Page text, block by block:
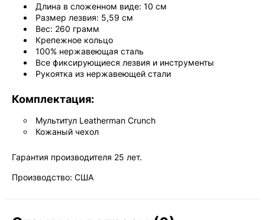
Длина в сложенном виде: 10 см
Размер лезвия: 5,59 см
Вес: 260 грамм
Крепежное кольцо
100% нержавеющая сталь
Все фиксирующиеся лезвия и инструменты
Рукоятка из нержавеющей стали
Комплектация:
Мультитул Leatherman Crunch
Кожаный чехол
Гарантия производителя 25 лет.
Производство: США